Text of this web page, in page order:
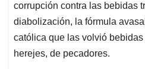
corrupción contra las bebidas
diabolización, la fórmula
católica que las volvió
herejes, de pecadores.